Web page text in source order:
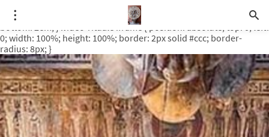
.video-rituale { position: relative; padding-bottom: 56.25%; /* 16:9
ratio */ height: 0; overflow: hidden; margin-top: 3em; margin-
bottom: 2em; } .video-rituale iframe { position: absolute; top: 0; left:
0; width: 100%; height: 100%; border: 2px solid #ccc; border-
radius: 8px; }